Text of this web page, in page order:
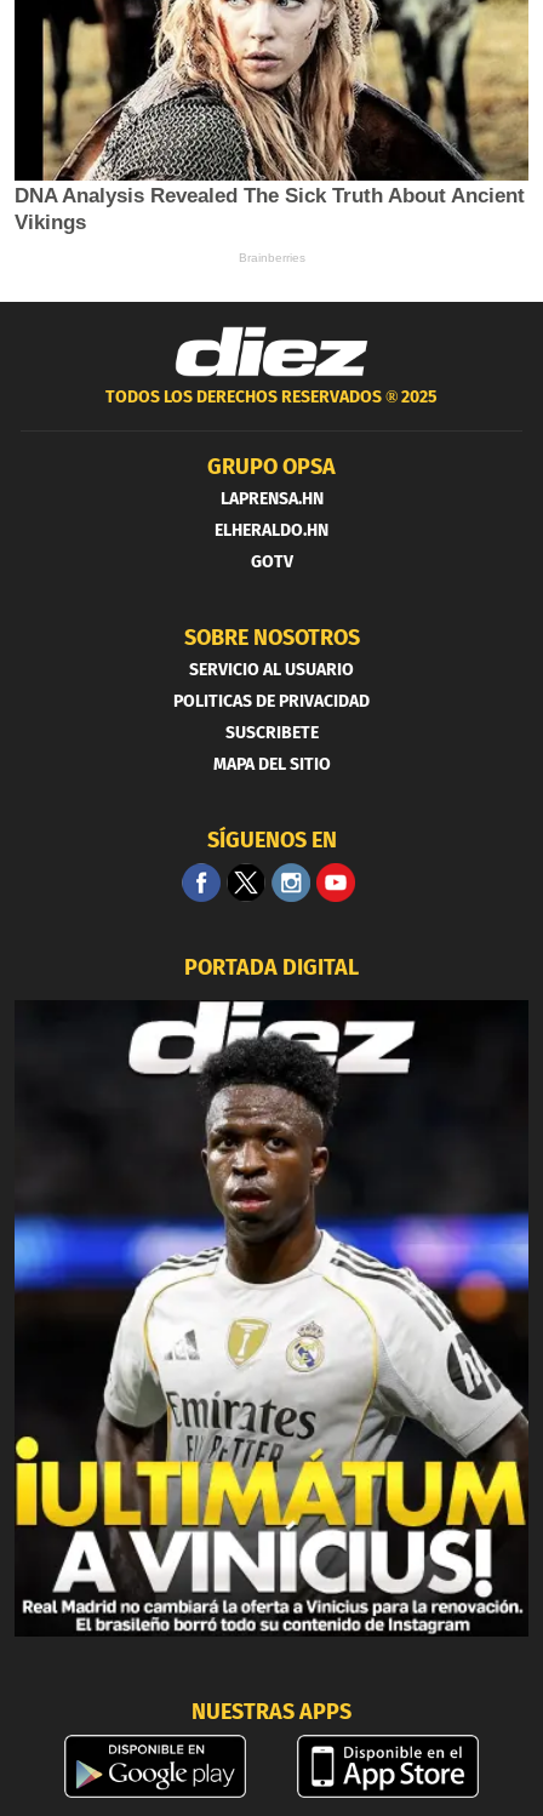
TODOS LOS DERECHOS RESERVADOS ®2025
GRUPO OPSA
LAPRENSA.HN
ELHERALDO.HN
GOTV
SOBRE NOSOTROS
SERVICIO AL USUARIO
POLITICAS DE PRIVACIDAD
SUSCRIBETE
MAPA DEL SITIO
SÍGUENOS EN
PORTADA DIGITAL
NUESTRAS APPS